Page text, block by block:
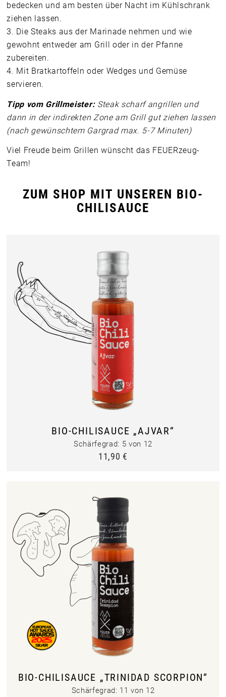
bedecken und am besten über Nacht im Kühlschrank
ziehen lassen.
3. Die Steaks aus der Marinade nehmen und wie
gewohnt entweder am Grill oder in der Pfanne
zubereiten.
4. Mit Bratkartoffeln oder Wedges und Gemüse
servieren.
Tipp vom Grillmeister:Steak scharf angrillen und
dann in der indirekten Zone am Grill gut ziehen lassen
(nach gewünschtem Gargrad max. 5-7 Minuten)
Viel Freude beim Grillen wünscht das FEUERzeug-
Team!
ZUM SHOP MIT UNSEREN BIO-
CHILISAUCE
BIO-CHILISAUCE „AJVAR“
Schärfegrad: 5 von 12
11,90 €
BIO-CHILISAUCE „TRINIDAD SCORPION“
Schärfegrad: 11 von 12